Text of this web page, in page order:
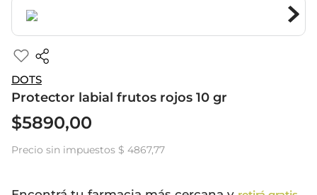
DOTS
Protector labial frutos rojos 10 gr
$5890,00
Precio sin impuestos $ 4867,77